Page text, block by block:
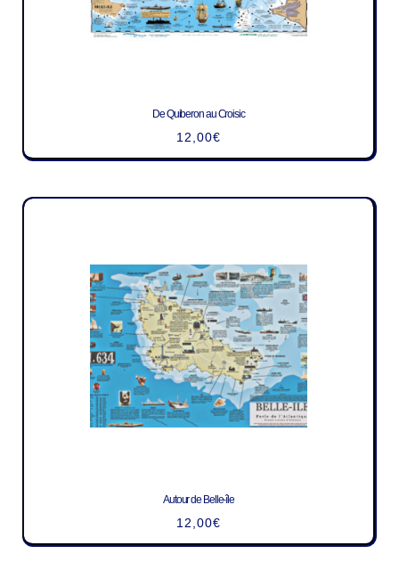
De Quiberon au Croisic
12,00€
Autour de Belle-île
12,00€